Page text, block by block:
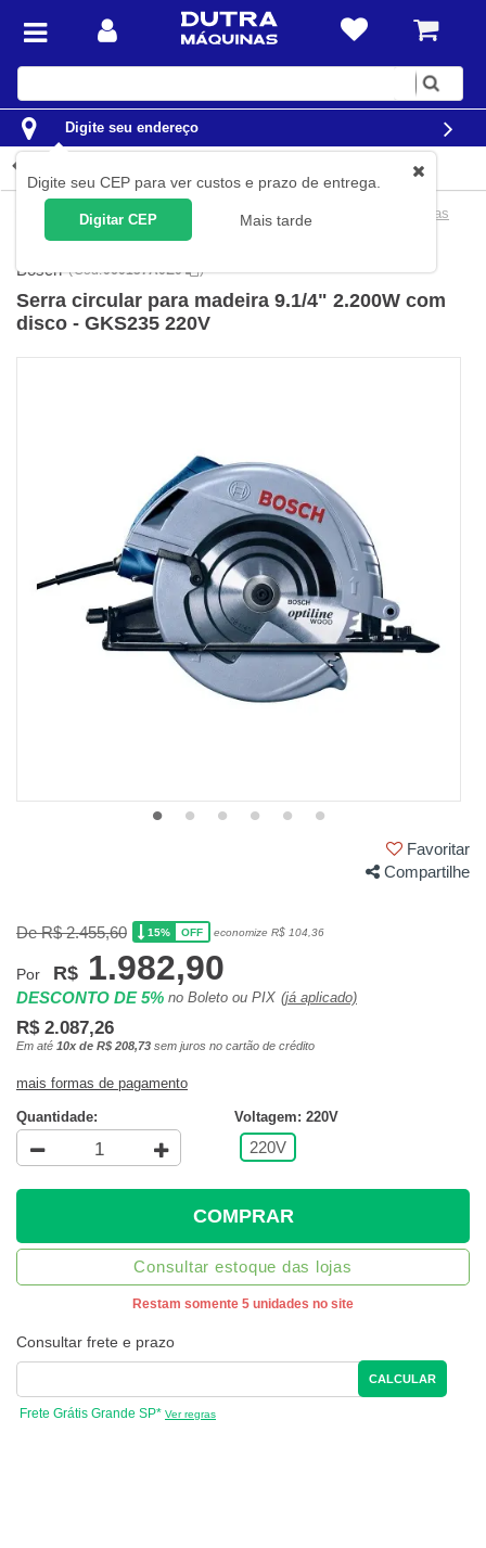
Digite
Digite seu endereço
Digite seu CEP para ver custos e prazo de entrega.
Digitar CEP Mais tarde
Ferramentas Ferramentas Elétricas Serras Elétricas
Serras
Circulares Elétrica
Bosch (Cód.060157A0E0 )
Serra circular para madeira 9.1/4" 2.200W com
disco - GKS235 220V
Favoritar
Compartilhe
De R$ 2.455,60 15% OFF economize R$ 104,36
Por R$ 1.982,90
DESCONTO DE 5% no Boleto ou PIX (já aplicado)
R$ 2.087,26
Em até 10x de R$ 208,73 sem juros no cartão de crédito
mais formas de pagamento
Quantidade: Voltagem: 220V
220V
COMPRAR
Consultar estoque das lojas
Restam somente 5 unidades no site
Consultar frete e prazo
CALCULAR
Frete Grátis Grande SP* Ver regras